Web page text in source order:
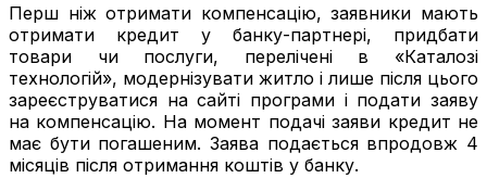
Перш ніж отримати компенсацію, заявники мають
отримати кредит у банку-партнері, придбати
товари чи послуги, перелічені в «Каталозі
технологій», модернізувати житло і лише після цього
зареєструватися на сайті програми і подати заяву
на компенсацію. На момент подачі заяви кредит не
має бути погашеним. Заява подається впродовж 4
місяців після отримання коштів у банку.